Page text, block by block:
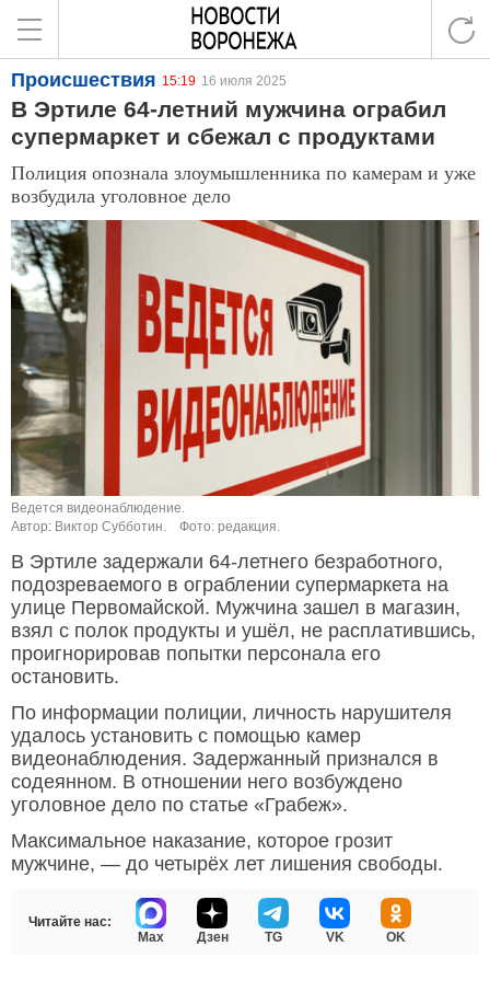
Происшествия 15:19 16 июля 2025
В Эртиле 64-летний мужчина ограбил
супермаркет и сбежал с продуктами
Полиция опознала злоумышленника по камерам и уже
возбудила уголовное дело
Ведется видеонаблюдение.
Автор: Виктор Субботин.
Фото: редакция.
В Эртиле задержали 64-летнего безработного,
подозреваемого в ограблении супермаркета на
улице Первомайской. Мужчина зашел в магазин,
взял с полок продукты и ушёл, не расплатившись,
проигнорировав попытки персонала его
остановить.
По информации полиции, личность нарушителя
удалось установить с помощью камер
видеонаблюдения. Задержанный признался в
содеянном. В отношении него возбуждено
уголовное дело по статье «Грабеж».
Максимальное наказание, которое грозит
мужчине, — до четырёх лет лишения свободы.
Читайте нас:
Max
Дзен TG VK OK